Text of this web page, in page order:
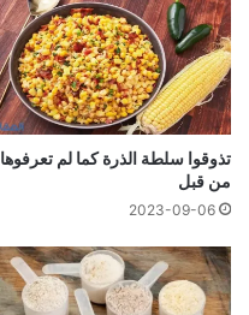
تذوقوا سلطة الذرة كما لم تعرفوها
من قبل
2023-09-06